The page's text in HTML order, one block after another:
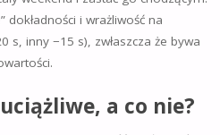
dokładności i wrażliwość na
s, inny −15 s), zwłaszcza że bywa
a co nie?